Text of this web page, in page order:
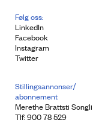
Følg oss:
LinkedIn
Facebook
Instagram
Twitter
Stillingsannonser/
abonnement
Merethe Brattsti Songli
Tlf: 900 78 529